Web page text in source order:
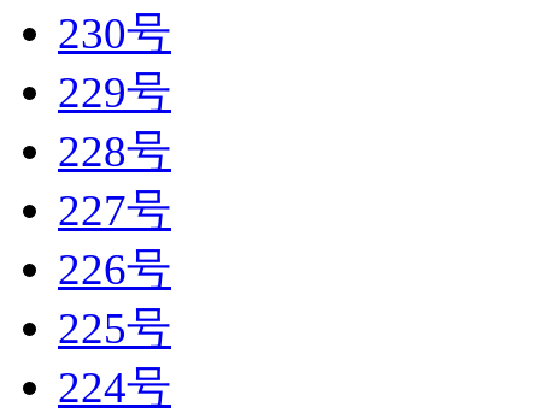
230号
229号
228号
227号
226号
225号
224号